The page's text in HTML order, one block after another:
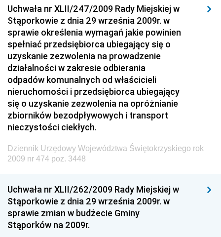
Dziennik Urzędowy Wyższego Urzędu Górniczego
Dziennik Urzędowy Prezesa Urzędu Transportu
Kolejowego
Dziennik Urzędowy Ministra Przedsiębiorczości i
Technologii
Dziennik Urzędowy Ministra Inwestycji i Rozwoju
Dziennik Urzędowy Naczelnego Dyrektora Archiwów
Państwowych
Dziennik Urzędowy Ministra Finansów, Inwestycji i
Dziennik Urzędowy Ministra Klimatu
Dziennik Urzędowy Ministra Funduszy i Polityki
Regionalnej
Dziennik Urzędowy Ministra Aktywów Państwowych
Dziennik Urzędowy Ministra Zdrowia
Uchwała nr XLII/247/2009 Rady Miejskiej w
Stąporkowie z dnia 29 września 2009r. w
sprawie określenia wymagań jakie powinien
spełniać przedsiębiorca ubiegający się o
uzyskanie zezwolenia na prowadzenie
działalności w zakresie odbierania
odpadów komunalnych od właścicieli
nieruchomości i przedsiębiorca ubiegający
się o uzyskanie zezwolenia na opróżnianie
zbiorników bezodpływowych i transport
nieczystości ciekłych.
Dziennik Urzędowy Województwa Świętokrzyskiego rok
2009 nr 474 poz. 3448
Uchwała nr XLII/262/2009 Rady Miejskiej w
Stąporkowie z dnia 29 września 2009r. w
sprawie zmian w budżecie Gminy
Stąporków na 2009r.